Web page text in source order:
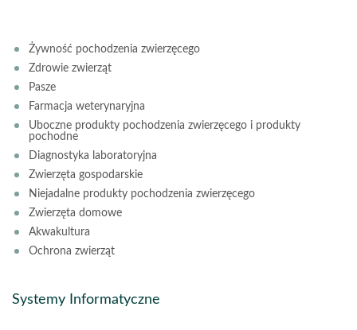
Żywność pochodzenia zwierzęcego
Zdrowie zwierząt
Pasze
Farmacja weterynaryjna
Uboczne produkty pochodzenia zwierzęcego i produkty
pochodne
Diagnostyka laboratoryjna
Zwierzęta gospodarskie
Niejadalne produkty pochodzenia zwierzęcego
Zwierzęta domowe
Akwakultura
Ochrona zwierząt
Systemy Informatyczne